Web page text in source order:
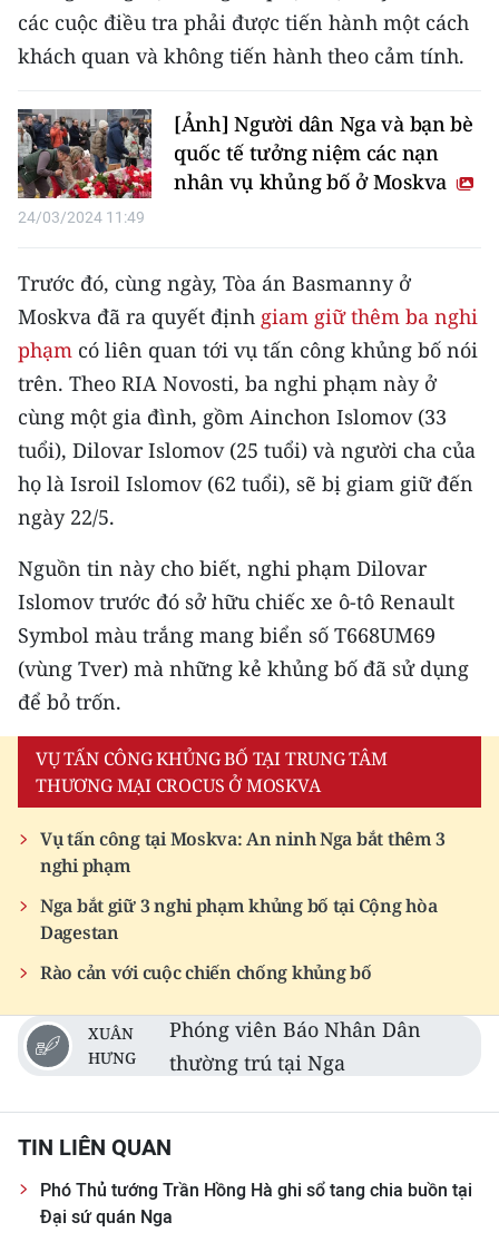
CHUYÊN ĐỀ
VỀ BÁO NHÂN DÂN
THỜI NAY
NHÂN DÂN CUỐI TUẦN
NHÂN DÂN HẰNG THÁNG
MUA BÁO
ĐỌC BÁO IN
ENGLISH
中文
РУССКИЙ
한국어
các cuộc điều tra phải được tiến hành một cách
khách quan và không tiến hành theo cảm tính.
[Ảnh] Người dân Nga và bạn bè
quốc tế tưởng niệm các nạn
nhân vụ khủng bố ở Moskva
24/03/2024 11:49
Trước đó, cùng ngày, Tòa án Basmanny ở
Moskva đã ra quyết định giam giữ thêm ba nghi
phạm có liên quan tới vụ tấn công khủng bố nói
trên. Theo RIA Novosti, ba nghi phạm này ở
cùng một gia đình, gồm Ainchon Islomov (33
tuổi), Dilovar Islomov (25 tuổi) và người cha của
họ là Isroil Islomov (62 tuổi), sẽ bị giam giữ đến
ngày 22/5.
Nguồn tin này cho biết, nghi phạm Dilovar
Islomov trước đó sở hữu chiếc xe ô-tô Renault
Symbol màu trắng mang biển số T668UM69
(vùng Tver) mà những kẻ khủng bố đã sử dụng
để bỏ trốn.
VỤ TẤN CÔNG KHỦNG BỐ TẠI TRUNG TÂM
THƯƠNG MẠI CROCUS Ở MOSKVA
Vụ tấn công tại Moskva: An ninh Nga bắt thêm 3
nghi phạm
Nga bắt giữ 3 nghi phạm khủng bố tại Cộng hòa
Dagestan
Rào cản với cuộc chiến chống khủng bố
XUÂN
HƯNG
Phóng viên Báo Nhân Dân
thường trú tại Nga
TIN LIÊN QUAN
Phó Thủ tướng Trần Hồng Hà ghi sổ tang chia buồn tại
Đại sứ quán Nga